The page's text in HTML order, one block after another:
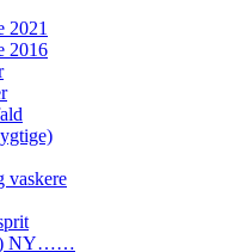
2021
2016
vaskere
NY……